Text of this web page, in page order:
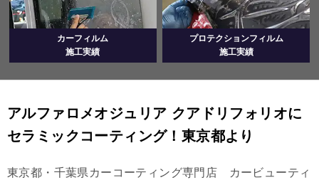
カーフィルム
施工実績
プロテクションフィルム
施工実績
アルファロメオジュリア クアドリフォリオに
セラミックコーティング！東京都より
東京都・千葉県カーコーティング専門店 カービューティ